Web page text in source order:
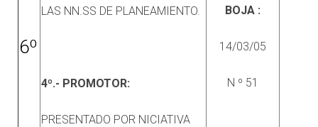
6º
LAS NN.SS DE PLANEAMIENTO.
4º.- PROMOTOR:
PRESENTADO POR NICIATIVA
BOJA :
14/03/05
N º 51